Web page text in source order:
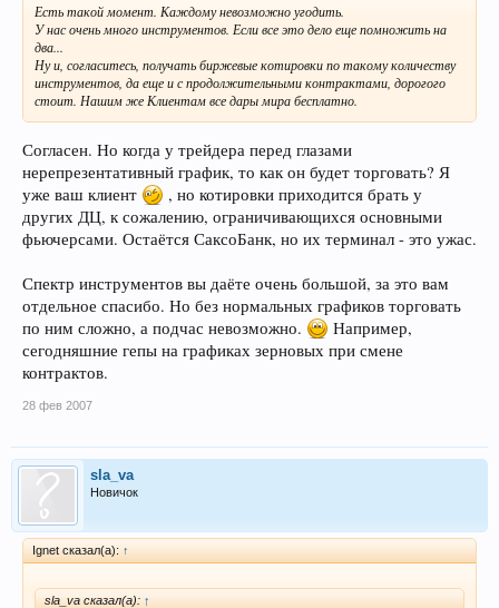
Есть такой момент. Каждому невозможно угодить.
У нас очень много инструментов. Если все это дело еще помножить на
два...
Ну и, согласитесь, получать биржевые котировки по такому количеству
инструментов, да еще и с продолжительными контрактами, дорогого
стоит. Нашим же Клиентам все дары мира бесплатно.
Согласен. Но когда у трейдера перед глазами
нерепрезентативный график, то как он будет торговать? Я
уже ваш клиент
, но котировки приходится брать у
других ДЦ, к сожалению, ограничивающихся основными
фьючерсами. Остаётся СаксоБанк, но их терминал - это ужас.
Спектр инструментов вы даёте очень большой, за это вам
отдельное спасибо. Но без нормальных графиков торговать
по ним сложно, а подчас невозможно.
Например,
сегодняшние гепы на графиках зерновых при смене
контрактов.
28 фев 2007
sla_va
Новичок
Ignet сказал(а): ↑
sla_va сказал(а): ↑